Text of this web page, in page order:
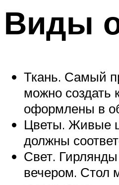
Виды
Ткань. Самый
можно создать
оформлены в
Цветы. Живые
должны
Свет. Гирлянды
вечером. Стол